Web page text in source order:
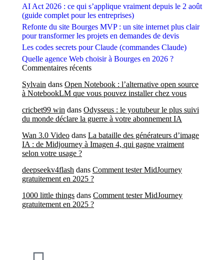
AI Act 2026 : ce qui s’applique vraiment depuis le 2 août
(guide complet pour les entreprises)
Refonte du site Bourges MVP : un site internet plus clair
pour transformer les projets en demandes de devis
Les codes secrets pour Claude (commandes Claude)
Quelle agence Web choisir à Bourges en 2026 ?
Commentaires récents
Sylvain dans Open Notebook : l’alternative open source
à NotebookLM que vous pouvez installer chez vous
cricbet99 win dans Odysseus : le youtubeur le plus suivi
du monde déclare la guerre à votre abonnement IA
Wan 3.0 Video dans La bataille des générateurs d’image
IA : de Midjourney à Imagen 4, qui gagne vraiment
selon votre usage ?
deepseekv4flash dans Comment tester MidJourney
gratuitement en 2025 ?
1000 little things dans Comment tester MidJourney
gratuitement en 2025 ?